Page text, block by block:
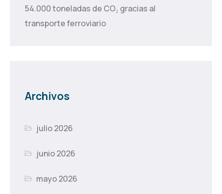
54.000 toneladas de CO₂ gracias al
transporte ferroviario
Archivos
julio 2026
junio 2026
mayo 2026